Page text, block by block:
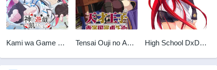
Kami wa Game ni
Tensai Ouji no Akaji
High School DxD